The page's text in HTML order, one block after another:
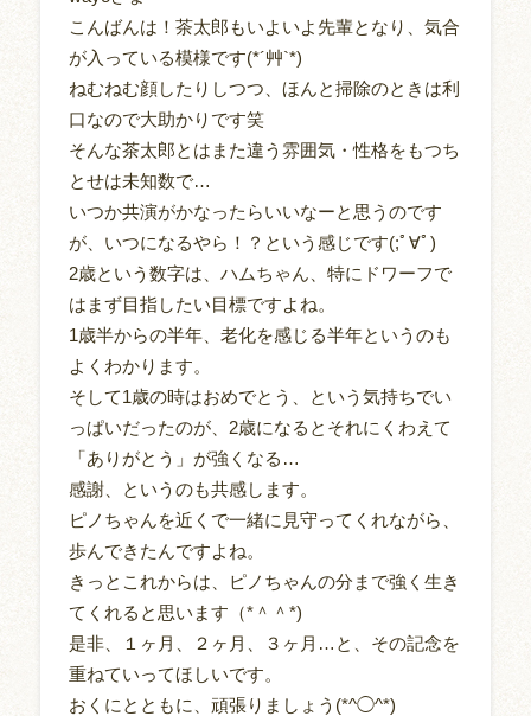
こんばんは！茶太郎もいよいよ先輩となり、気合
が入っている模様です(*´艸`*)
ねむねむ顔したりしつつ、ほんと掃除のときは利
口なので大助かりです笑
そんな茶太郎とはまた違う雰囲気・性格をもつち
とせは未知数で…
いつか共演がかなったらいいなーと思うのです
が、いつになるやら！？という感じです(;ﾟ∀ﾟ)
2歳という数字は、ハムちゃん、特にドワーフで
はまず目指したい目標ですよね。
1歳半からの半年、老化を感じる半年というのも
よくわかります。
そして1歳の時はおめでとう、という気持ちでい
っぱいだったのが、2歳になるとそれにくわえて
「ありがとう」が強くなる…
感謝、というのも共感します。
ピノちゃんを近くで一緒に見守ってくれながら、
歩んできたんですよね。
きっとこれからは、ピノちゃんの分まで強く生き
てくれると思います（*＾＾*)
是非、１ヶ月、２ヶ月、３ヶ月…と、その記念を
重ねていってほしいです。
おくにとともに、頑張りましょう(*^◯^*)